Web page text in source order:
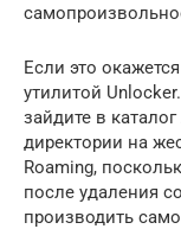
Если это
утилитой
зайдите в
директории на
Roaming,
после удаления
производить